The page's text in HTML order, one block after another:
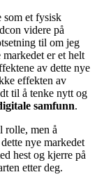
som et fysisk
videre på
til om jeg
er et helt
av dette nye
effekten av
til å tenke nytt og
samfunn.
rolle, men å
nye markedet
hest og kjerre på
etter deg.